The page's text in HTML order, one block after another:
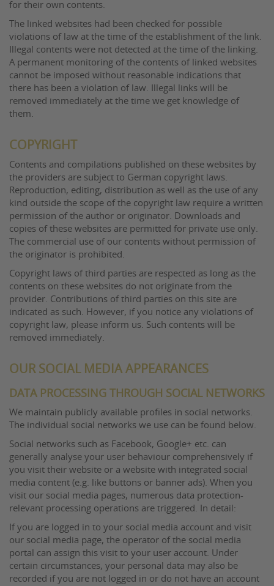
for their own contents.
The linked websites had been checked for possible
violations of law at the time of the establishment of the link.
Illegal contents were not detected at the time of the linking.
A permanent monitoring of the contents of linked websites
cannot be imposed without reasonable indications that
there has been a violation of law. Illegal links will be
removed immediately at the time we get knowledge of
them.
COPYRIGHT
Contents and compilations published on these websites by
the providers are subject to German copyright laws.
Reproduction, editing, distribution as well as the use of any
kind outside the scope of the copyright law require a written
permission of the author or originator. Downloads and
copies of these websites are permitted for private use only.
The commercial use of our contents without permission of
the originator is prohibited.
Copyright laws of third parties are respected as long as the
contents on these websites do not originate from the
provider. Contributions of third parties on this site are
indicated as such. However, if you notice any violations of
copyright law, please inform us. Such contents will be
removed immediately.
OUR SOCIAL MEDIA APPEARANCES
DATA PROCESSING THROUGH SOCIAL NETWORKS
We maintain publicly available profiles in social networks.
The individual social networks we use can be found below.
Social networks such as Facebook, Google+ etc. can
generally analyse your user behaviour comprehensively if
you visit their website or a website with integrated social
media content (e.g. like buttons or banner ads). When you
visit our social media pages, numerous data protection-
relevant processing operations are triggered. In detail:
If you are logged in to your social media account and visit
our social media page, the operator of the social media
portal can assign this visit to your user account. Under
certain circumstances, your personal data may also be
recorded if you are not logged in or do not have an account